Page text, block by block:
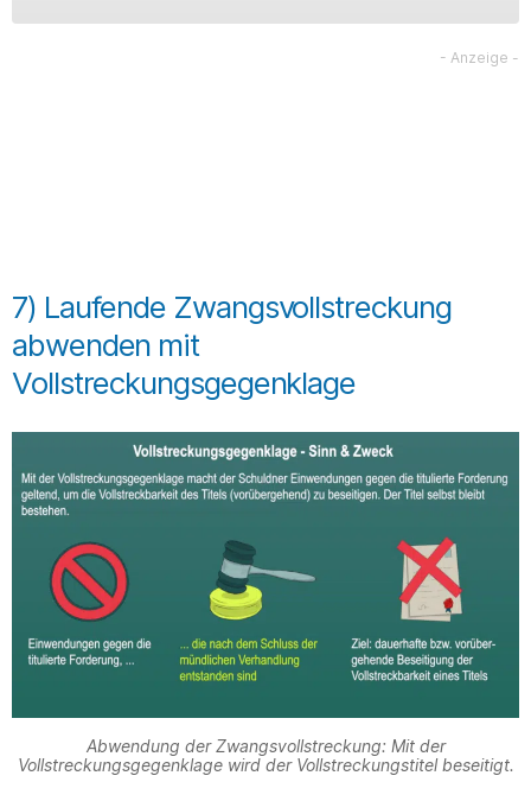
7) Laufende Zwangsvollstreckung
abwenden mit
Vollstreckungsgegenklage
Abwendung der Zwangsvollstreckung: Mit der
Vollstreckungsgegenklage wird der Vollstreckungstitel beseitigt.